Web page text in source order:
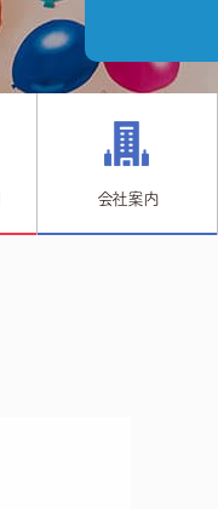
会社案内